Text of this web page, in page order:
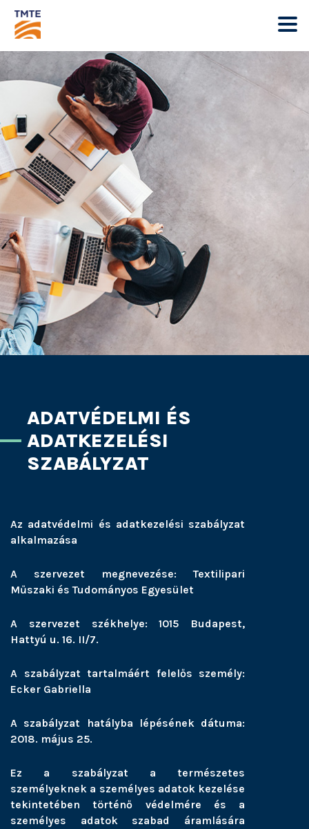
ADATVÉDELMI ÉS
ADATKEZELÉSI
SZABÁLYZAT
Az adatvédelmi és adatkezelési szabályzat
alkalmazása
A szervezet megnevezése: Textilipari
Műszaki és Tudományos Egyesület
A szervezet székhelye: 1015 Budapest,
Hattyú u. 16. II/7.
A szabályzat tartalmáért felelős személy:
Ecker Gabriella
A szabályzat hatályba lépésének dátuma:
2018. május 25.
Ez a szabályzat a természetes
személyeknek a személyes adatok kezelése
tekintetében történő védelmére és a
személyes adatok szabad áramlására